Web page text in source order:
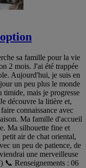
sa famille pour la vie
2 mois. J'ai été trappée
Aujourd'hui, je suis en
un peu plus le monde
timide, mais je progresse
découvre la litière et,
connaissance avec
Ma famille d'accueil
Ma silhouette fine et
air de chat oriental,
un peu de patience, de
une merveilleuse
📞 Renseignements : 06